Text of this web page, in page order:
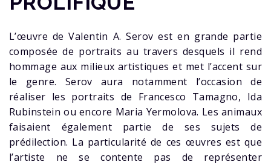
L’œuvre de Valentin A. Serov est en grande partie
composée de portraits au travers desquels il rend
hommage aux milieux artistiques et met l’accent sur
le genre. Serov aura notamment l’occasion de
réaliser les portraits de Francesco Tamagno, Ida
Rubinstein ou encore Maria Yermolova. Les animaux
faisaient également partie de ses sujets de
prédilection. La particularité de ces œuvres est que
l’artiste ne se contente pas de représenter